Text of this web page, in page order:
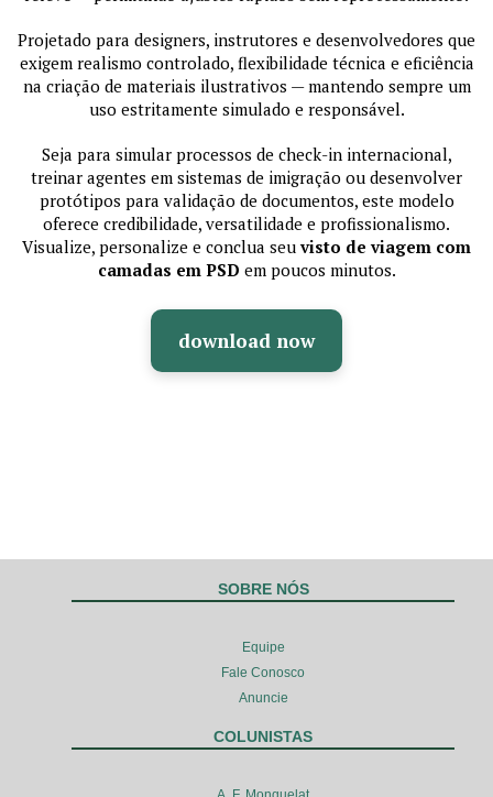
Projetado para designers, instrutores e desenvolvedores que
exigem realismo controlado, flexibilidade técnica e eficiência
na criação de materiais ilustrativos — mantendo sempre um
uso estritamente simulado e responsável.
Seja para simular processos de check-in internacional,
treinar agentes em sistemas de imigração ou desenvolver
protótipos para validação de documentos, este modelo
oferece credibilidade, versatilidade e profissionalismo.
Visualize, personalize e conclua seuvisto de viagem com
camadas em PSD em poucos minutos.
download now
SOBRE NÓS
Equipe
Fale Conosco
Anuncie
COLUNISTAS